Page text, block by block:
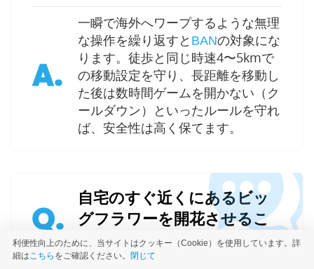
A.
一瞬で海外へワープするような無理
な操作を繰り返すと BANの対象にな
ります。徒歩と同じ時速4〜5kmで
の移動設定を守り、長距離を移動し
た後は数時間ゲームを開かない（ク
ールダウン）といったルールを守れ
ば、安全性は高く保てます。
Q.
自宅のすぐ近くにあるビッ
グフラワーを開花させるこ
とはできますか？
利便性向上のために、当サイトはクッキー（Cookie）を使用しています。詳
細はこちら をご確認ください。 閉じて